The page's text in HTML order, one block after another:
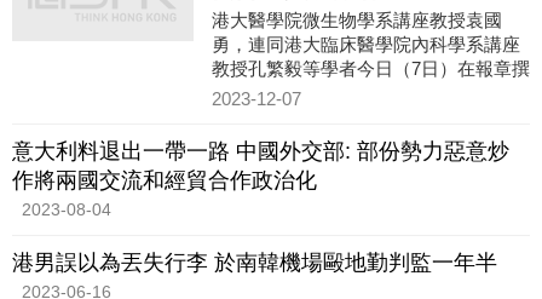
港大醫學院微生物學系講座教授袁國
勇，連同港大臨床醫學院內科學系講座
教授孔繁毅等學者今日（7日）在報章撰
文，就香港未來應對疫情提出建議，指
2023-12-07
意大利料退出一帶一路 中國外交部: 部份勢力惡意炒
作將兩國交流和經貿合作政治化
2023-08-04
港男誤以為丟失行李 於南韓機場毆地勤判監一年半
2023-06-16